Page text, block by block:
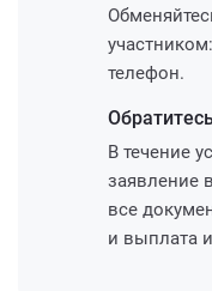
телефон.
В течение
заявление
все
и выплата